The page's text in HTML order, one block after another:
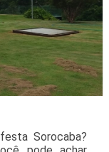
Sorocaba?